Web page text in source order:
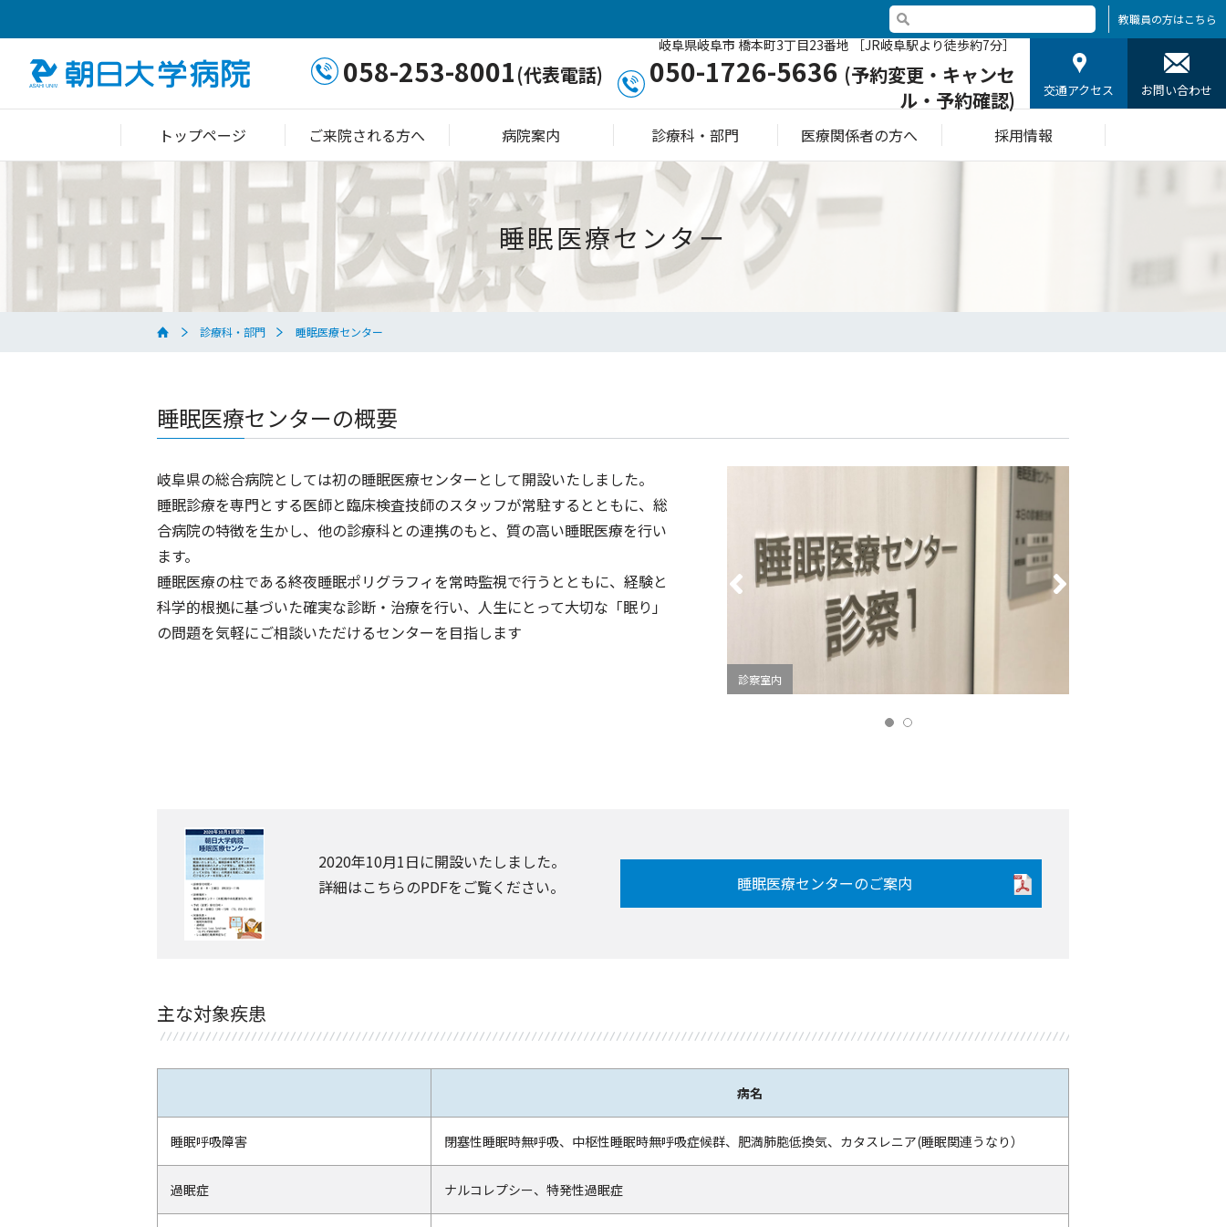
教職員の方はこちら
岐阜県岐阜市 橋本町3丁目23番地 ［JR岐阜駅より徒歩約7分］
058-253-8001(代表電話) 050-1726-5636 (予約変更・キャンセ
ル・予約確認)
交通アクセス お問い合わせ
トップページ ご来院される方へ 病院案内 診療科・部門 医療関係者の方へ 採用情報
睡眠医療センター
診療科・部門 睡眠医療センター
睡眠医療センターの概要
岐阜県の総合病院としては初の睡眠医療センターとして開設いたしました。
睡眠診療を専門とする医師と臨床検査技師のスタッフが常駐するとともに、総
合病院の特徴を生かし、他の診療科との連携のもと、質の高い睡眠医療を行い
ます。
睡眠医療の柱である終夜睡眠ポリグラフィを常時監視で行うとともに、経験と
科学的根拠に基づいた確実な診断・治療を行い、人生にとって大切な「眠り」
の問題を気軽にご相談いただけるセンターを目指します
診察室内
2020年10月1日に開設いたしました。
詳細はこちらのPDFをご覧ください。
睡眠医療センターのご案内
主な対象疾患
睡眠呼吸障害
過眠症
病名
閉塞性睡眠時無呼吸、中枢性睡眠時無呼吸症候群、肥満肺胞低換気、カタスレニア(睡眠関連うなり）
ナルコレプシー、特発性過眠症